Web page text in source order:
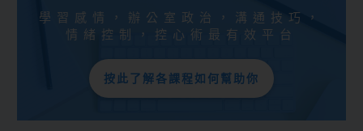
學習感情，辦公室政治，溝通技巧，
情緒控制，控心術最有效平台
按此了解各課程如何幫助你